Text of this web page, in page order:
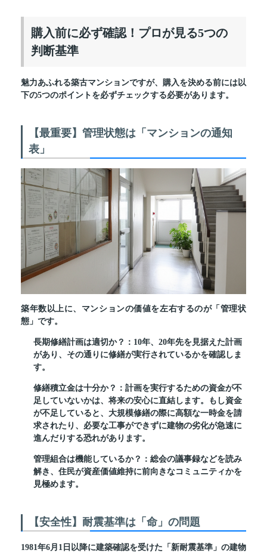
購入前に必ず確認！プロが見る5つの
判断基準
魅力あふれる築古マンションですが、購入を決める前には以
下の5つのポイントを必ずチェックする必要があります。
【最重要】管理状態は「マンションの通知
表」
築年数以上に、マンションの価値を左右するのが「管理状
態」です。
長期修繕計画は適切か？： 10年、20年先を見据えた計画
があり、その通りに修繕が実行されているかを確認しま
す。
修繕積立金は十分か？： 計画を実行するための資金が不
足していないかは、将来の安心に直結します。もし資金
が不足していると、大規模修繕の際に高額な一時金を請
求されたり、必要な工事ができずに建物の劣化が急速に
進んだりする恐れがあります。
管理組合は機能しているか？： 総会の議事録などを読み
解き、住民が資産価値維持に前向きなコミュニティかを
見極めます。
【安全性】耐震基準は「命」の問題
1981年6月1日以降に建築確認を受けた「新耐震基準」の建物